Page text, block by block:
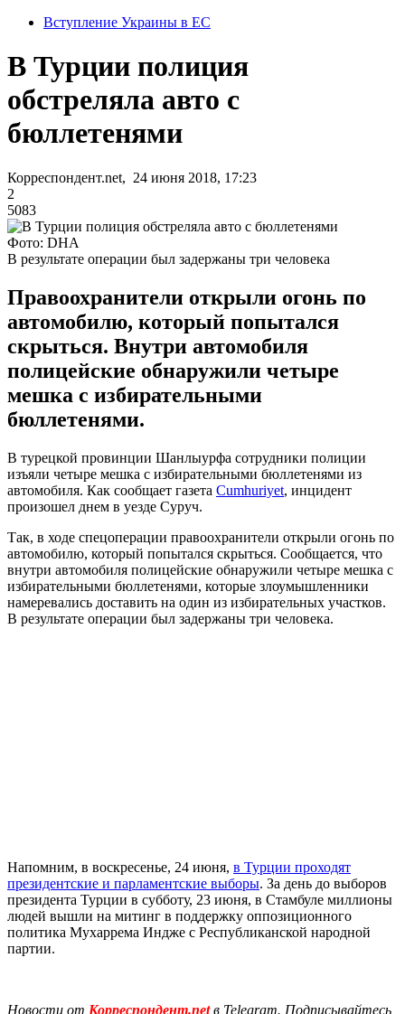
Вступление Украины в ЕС
В Турции полиция
обстреляла авто с
бюллетенями
Корреспондент.net, 24 июня 2018, 17:23
2
5083
Фото: DHA
В результате операции был задержаны три человека
Правоохранители открыли огонь по
автомобилю, который попытался
скрыться. Внутри автомобиля
полицейские обнаружили четыре
мешка с избирательными
бюллетенями.
В турецкой провинции Шанлыурфа сотрудники полиции
изъяли четыре мешка с избирательными бюллетенями из
автомобиля. Как сообщает газета Cumhuriyet, инцидент
произошел днем в уезде Суруч.
Так, в ходе спецоперации правоохранители открыли огонь по
автомобилю, который попытался скрыться. Сообщается, что
внутри автомобиля полицейские обнаружили четыре мешка с
избирательными бюллетенями, которые злоумышленники
намеревались доставить на один из избирательных участков.
В результате операции был задержаны три человека.
Напомним, в воскресенье, 24 июня, в Турции проходят
президентские и парламентские выборы. За день до выборов
президента Турции в субботу, 23 июня, в Стамбуле миллионы
людей вышли на митинг в поддержку оппозиционного
политика Мухаррема Индже с Республиканской народной
партии.
Новости от Корреспондент.netв Telegram. Подписывайтесь